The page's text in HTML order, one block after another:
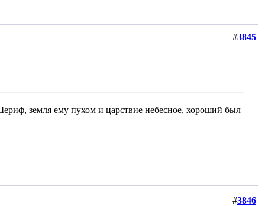
#3845
земля ему пухом и царствие небесное, хороший был
#3846